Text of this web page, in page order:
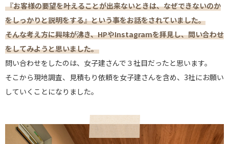
『お客様の要望を叶えることが出来ないときは、なぜできないのか
をしっかりと説明をする』という事をお話をされていました。
そんな考え方に興味が沸き、HPやInstagramを拝見し、問い合わせ
をしてみようと思いました。
問い合わせをしたのは、女子建さんで３社目だったと思います。
そこから現地調査、見積もり依頼を女子建さんを含め、3社にお願い
していくことになりました。